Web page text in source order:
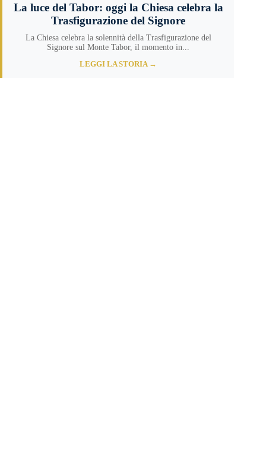
La luce del Tabor: oggi la Chiesa celebra la
Trasfigurazione del Signore
La Chiesa celebra la solennità della Trasfigurazione del
Signore sul Monte Tabor, il momento in...
LEGGI LA STORIA →